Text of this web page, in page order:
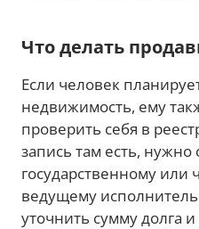
Что делать
Если человек
недвижимость, ему
проверить себя в
запись там есть, нужно
государственному или
ведущему
уточнить сумму долга